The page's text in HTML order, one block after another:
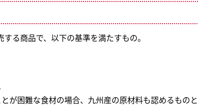
る商品で、以下の基準を満たすもの。
困難な食材の場合、九州産の原材料も認めるもの